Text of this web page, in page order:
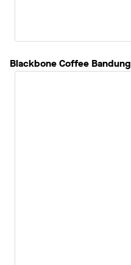
Blackbone Coffee Bandung